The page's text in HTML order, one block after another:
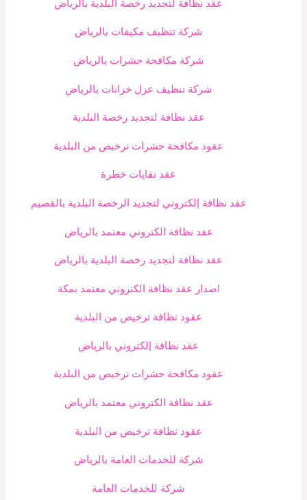
عقد نظافة لتجديد رخصة البلدية بالرياض
شركة تنظيف مكيفات بالرياض
شركة مكافحة حشرات بالرياض
شركة تنظيف عزل خزانات بالرياض
عقد نظافة لتجديد رخصة البلدية
عقود مكافحة حشرات ترخيص من البلدية
عقد نفايات خطرة
عقد نظافة إلكتروني لتجديد الرخصة البلدية بالقصيم
عقد نظافة الكتروني معتمد بالرياض
عقد نظافة لتجديد رخصة البلدية بالرياض
اصدار عقد نظافة الكتروني معتمد بمكة
عقود نظافة ترخيص من البلدية
عقد نظافة إلكتروني بالرياض
عقود مكافحة حشرات ترخيص من البلدية
عقد نظافة الكتروني معتمد بالرياض
عقود نظافة ترخيص من البلدية
شركة للخدمات العامة بالرياض
شركة للخدمات العامة